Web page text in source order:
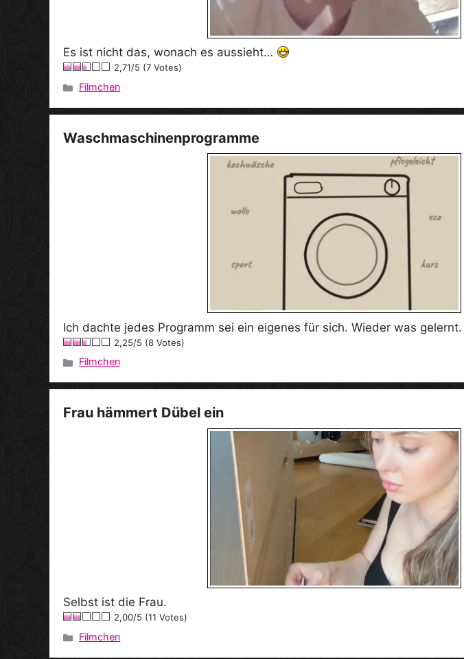
Es ist nicht das, wonach es aussieht…
2,71/5 (7 Votes)
Kategorien
Filmchen
Waschmaschinenprogramme
Ich dachte jedes Programm sei ein eigenes für sich. Wieder was gelernt.
2,25/5 (8 Votes)
Kategorien
Filmchen
Frau hämmert Dübel ein
Selbst ist die Frau.
2,00/5 (11 Votes)
Kategorien
Filmchen